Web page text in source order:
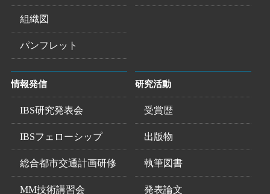
組織図
パンフレット
情報発信
IBS研究発表会
IBSフェローシップ
総合都市交通計画研修
MM技術講習会
研究活動
受賞歴
出版物
執筆図書
発表論文